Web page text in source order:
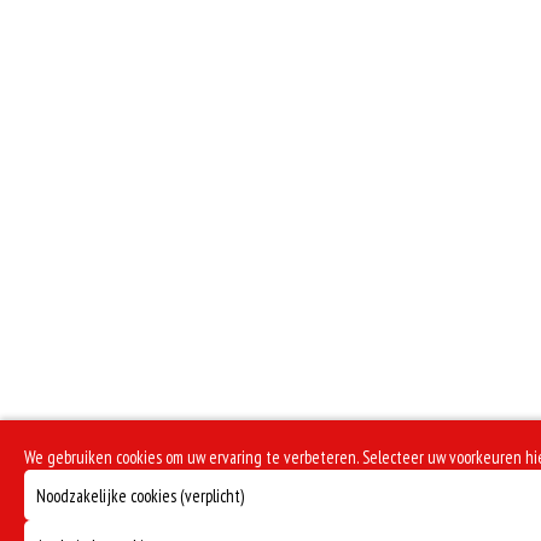
We gebruiken cookies om uw ervaring te verbeteren. Selecteer uw voorkeuren
Noodzakelijke cookies (verplicht)